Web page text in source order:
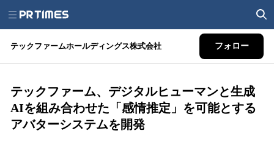
テックファームホールディングス株式会社 フォロー
テックファーム、デジタルヒューマンと生成
AIを組み合わせた「感情推定」を可能とする
アバターシステムを開発